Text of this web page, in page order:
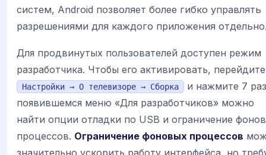
систем, Android позволяет более гибко управлять
разрешениями для каждого приложения
Для продвинутых пользователей доступен режим
разработчика. Чтобы его активировать,
Настройки → О телевизоре → Сборка
и нажмите 7
появившемся меню «Для разработчиков» можно
найти опции отладки по USB и ограничение
процессов. Ограничение фоновых процессов
значительно ускорить работу интерфейса, но